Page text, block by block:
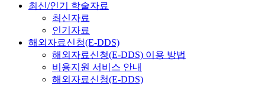
최신/인기 학술자료
최신자료
인기자료
해외자료신청(E-DDS)
해외자료신청(E-DDS) 이용 방법
비용지원 서비스 안내
해외자료신청(E-DDS)